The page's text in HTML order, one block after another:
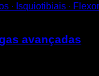
∙ Isquiotibiais ∙
avançadas